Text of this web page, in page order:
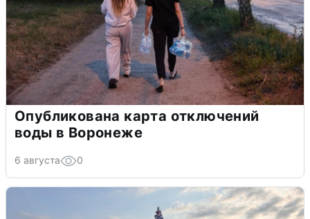
Опубликована карта отключений
воды в Воронеже
6 августа 0